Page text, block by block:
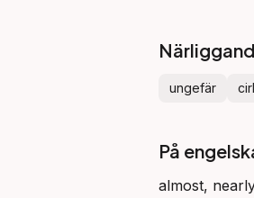
ungefär
På
almost,